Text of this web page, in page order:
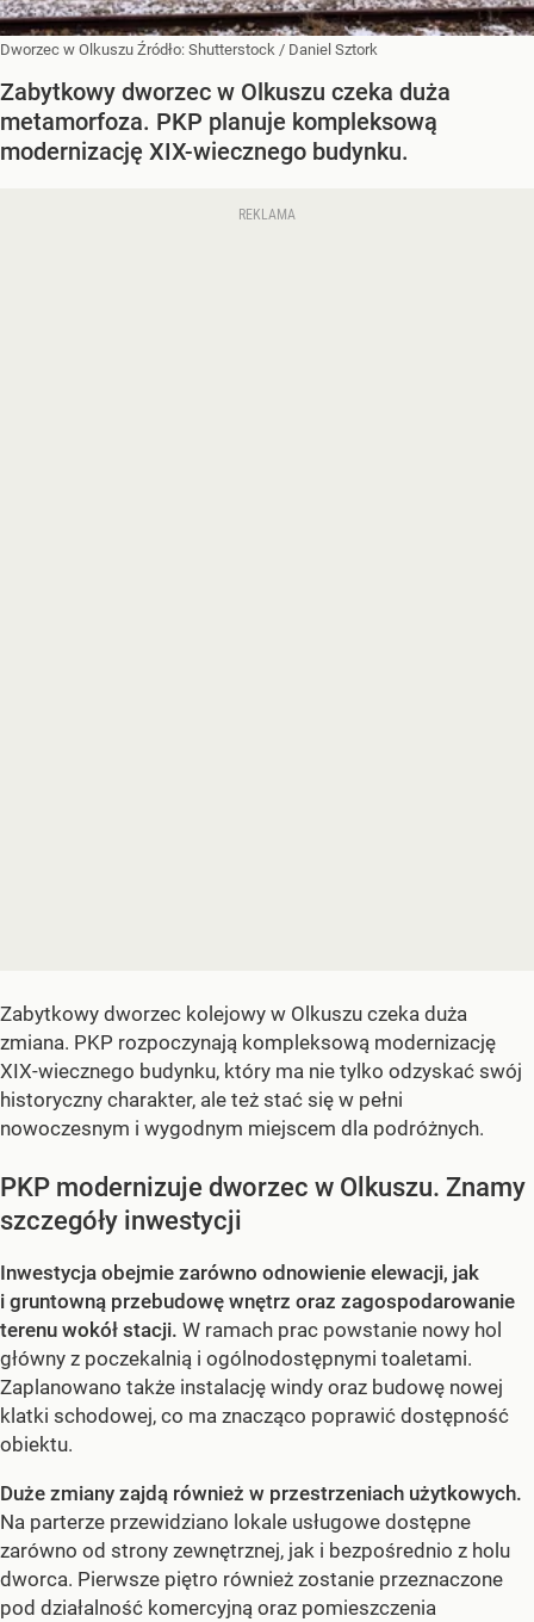
Dworzec w Olkuszu Źródło: Shutterstock / Daniel Sztork
Zabytkowy dworzec w Olkuszu czeka duża
metamorfoza. PKP planuje kompleksową
modernizację XIX-wiecznego budynku.
Zabytkowy dworzec kolejowy w Olkuszu czeka duża
zmiana. PKP rozpoczynają kompleksową modernizację
XIX-wiecznego budynku, który ma nie tylko odzyskać swój
historyczny charakter, ale też stać się w pełni
nowoczesnym i wygodnym miejscem dla podróżnych.
PKP modernizuje dworzec w Olkuszu. Znamy
szczegóły inwestycji
Inwestycja obejmie zarówno odnowienie elewacji, jak
i gruntowną przebudowę wnętrz oraz zagospodarowanie
terenu wokół stacji. W ramach prac powstanie nowy hol
główny z poczekalnią i ogólnodostępnymi toaletami.
Zaplanowano także instalację windy oraz budowę nowej
klatki schodowej, co ma znacząco poprawić dostępność
obiektu.
Duże zmiany zajdą również w przestrzeniach użytkowych.
Na parterze przewidziano lokale usługowe dostępne
zarówno od strony zewnętrznej, jak i bezpośrednio z holu
dworca. Pierwsze piętro również zostanie przeznaczone
pod działalność komercyjną oraz pomieszczenia